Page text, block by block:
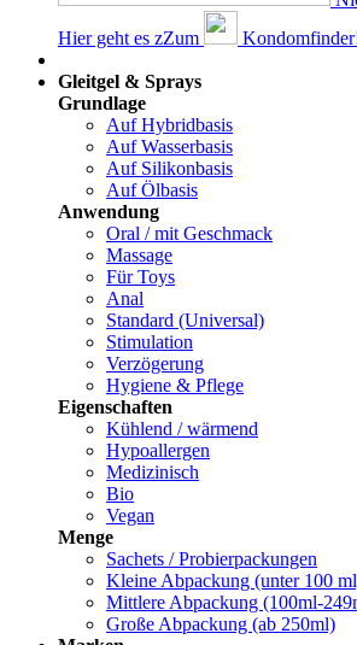
Hier geht es zZum
Gleitgel & Sprays
Grundlage
Auf Hybridbasis
Auf Wasserbasis
Auf Silikonbasis
Auf Ölbasis
Anwendung
Oral / mit Geschmack
Massage
Für Toys
Anal
Standard (Universal)
Stimulation
Verzögerung
Hygiene & Pflege
Eigenschaften
Kühlend / wärmend
Hypoallergen
Medizinisch
Bio
Vegan
Menge
Sachets / Probierpackungen
Kleine Abpackung (unter 100
Mittlere Abpackung (100ml-
Große Abpackung (ab 250ml)